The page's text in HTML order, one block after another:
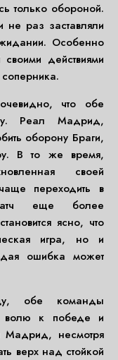
только обороной.
не раз заставляли
Особенно
действиями
что обе
Реал Мадрид,
оборону Браги,
В то же время,
своей
переходить в
еще более
ясно, что
игра, но и
ошибка может
обе команды
волю к победе и
Мадрид, несмотря
верх над стойкой